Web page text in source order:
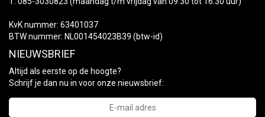
KvK nummer: 63401037
BTW nummer: NL001454023B39 (btw-id)
NIEUWSBRIEF
Altijd als eerste op de hoogte?
Schrijf je dan nu in voor onze nieuwsbrief: